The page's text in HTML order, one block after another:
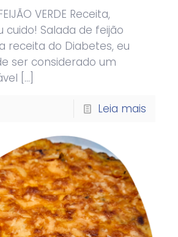
VERDE Receita,
cuido! Salada de feijão
receita do Diabetes, eu
ser considerado um
[…]
Leia mais